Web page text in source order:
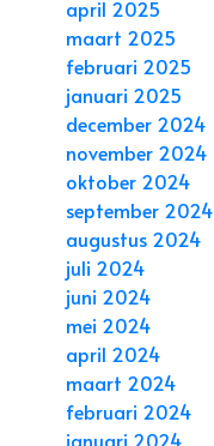
april 2025
maart 2025
februari 2025
januari 2025
december 2024
november 2024
oktober 2024
september 2024
augustus 2024
juli 2024
juni 2024
mei 2024
april 2024
maart 2024
februari 2024
januari 2024